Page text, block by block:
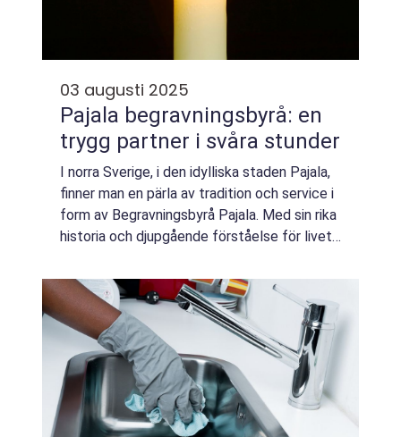
03 augusti 2025
Pajala begravningsbyrå: en
trygg partner i svåra stunder
I norra Sverige, i den idylliska staden Pajala,
finner man en pärla av tradition och service i
form av Begravningsbyrå Pajala. Med sin rika
historia och djupgående förståelse för livets